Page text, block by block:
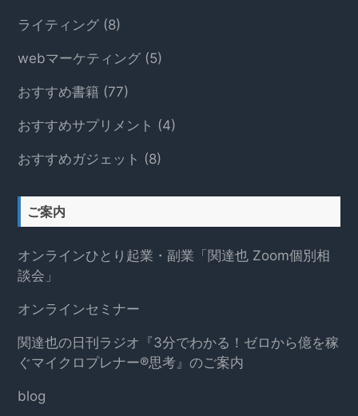
ライティング (8)
webマーケティング (5)
おすすめ書籍 (77)
おすすめサプリメント (4)
おすすめガジェット (8)
ご案内
オンラインひとり起業・副業「関達也 Zoom個別相
談会」
オンラインセミナー
関達也の日刊ラジオ『3分でわかる！ゼロから億を稼
ぐマイクロプレナー®思考』のご案内
blog